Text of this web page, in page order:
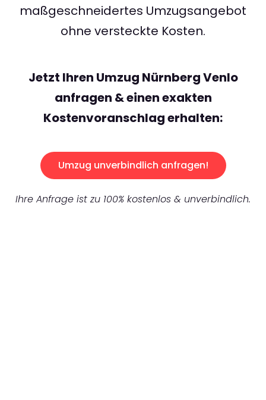
maßgeschneidertes Umzugsangebot
ohne versteckte Kosten.
Jetzt Ihren Umzug Nürnberg Venlo
anfragen & einen exakten
Kostenvoranschlag erhalten:
Umzug unverbindlich anfragen!
Ihre Anfrage ist zu 100% kostenlos & unverbindlich.